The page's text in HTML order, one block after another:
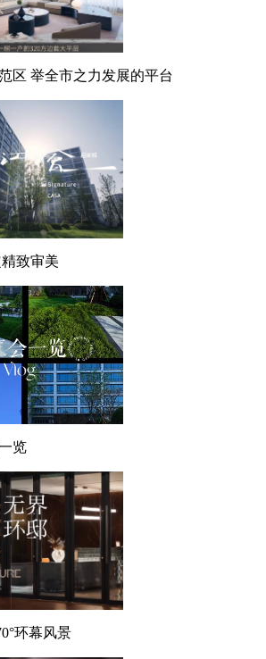
区 举全市之力发展的平台
致审美
览
环幕风景